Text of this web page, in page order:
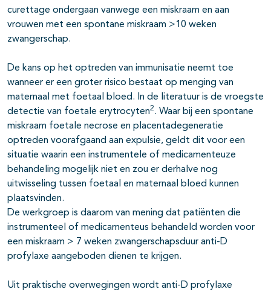
curettage ondergaan vanwege een miskraam en aan
vrouwen met een spontane miskraam >10 weken
zwangerschap.
De kans op het optreden van immunisatie neemt toe
wanneer er een groter risico bestaat op menging van
maternaal met foetaal bloed. In de literatuur is de vroegste
detectie van foetale erytrocyten2. Waar bij een spontane
miskraam foetale necrose en placentadegeneratie
optreden voorafgaand aan expulsie, geldt dit voor een
situatie waarin een instrumentele of medicamenteuze
behandeling mogelijk niet en zou er derhalve nog
uitwisseling tussen foetaal en maternaal bloed kunnen
plaatsvinden.
De werkgroep is daarom van mening dat patiënten die
instrumenteel of medicamenteus behandeld worden voor
een miskraam > 7 weken zwangerschapsduur anti-D
profylaxe aangeboden dienen te krijgen.
Uit praktische overwegingen wordt anti-D profylaxe